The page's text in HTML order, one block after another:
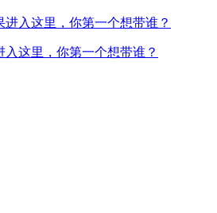
这里，你第一个想带谁？